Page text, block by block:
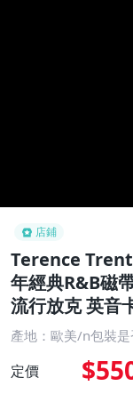
店鋪
Terence
年經典R&B磁
流行放克 英音
產地：歐美/n包裝
定價